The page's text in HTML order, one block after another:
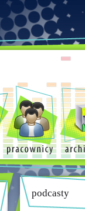
podcasty